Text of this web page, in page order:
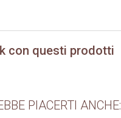
con questi prodotti
PIACERTI ANCHE: